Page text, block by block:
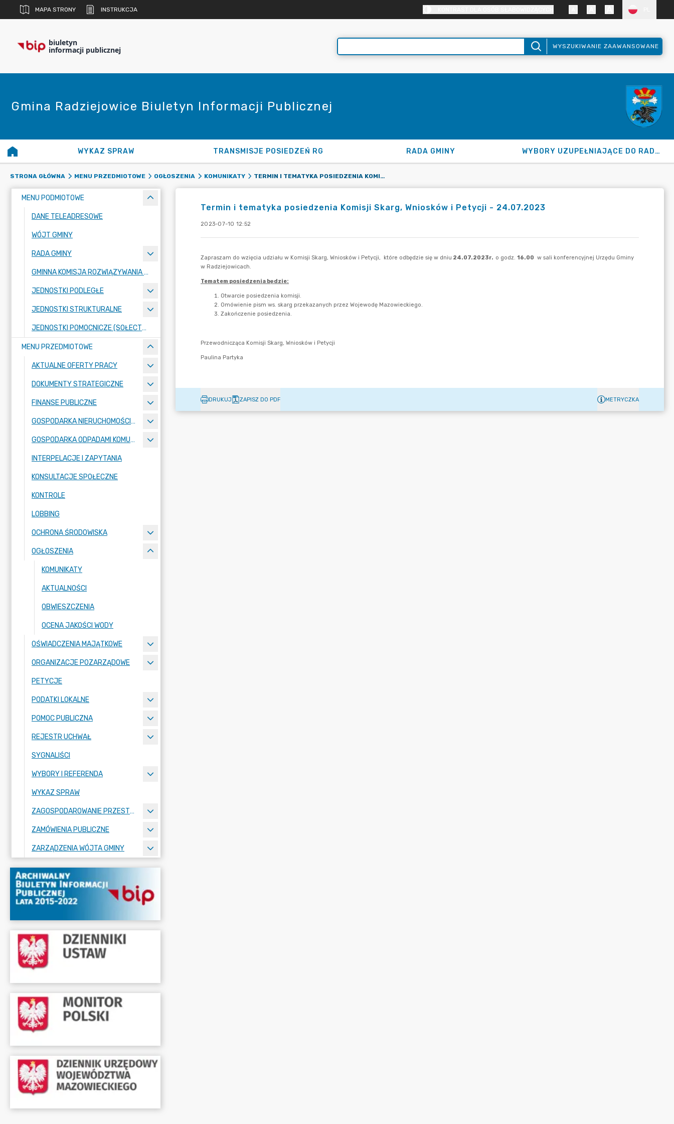
MAPA STRONY INSTRUKCJA
biuletyn
informacji publicznej WYSZUKIWANIE ZAAWANSOWANE
Gmina Radziejowice Biuletyn Informacji Publicznej
WYKAZ SPRAW TRANSMISJE POSIEDZEŃ RG RADA GMINY WYBORY UZUPEŁNIAJĄCE DO RADY GMINY 2026
STRONA GŁÓWNA MENU PRZEDMIOTOWE OGŁOSZENIA KOMUNIKATY TERMIN I TEMATYKA POSIEDZENIA KOMISJI SKARG, WNIOSKÓW I PETYCJI - 24.07.2023
MENU PODMIOTOWE
DANE TELEADRESOWE
WÓJT GMINY
RADA GMINY
GMINNA KOMISJA ROZWIĄZYWANIA PROBLEMÓW ALKOHOLOWYCH
JEDNOSTKI PODLEGŁE
JEDNOSTKI STRUKTURALNE
JEDNOSTKI POMOCNICZE (SOŁECTWA)
MENU PRZEDMIOTOWE
AKTUALNE OFERTY PRACY
DOKUMENTY STRATEGICZNE
FINANSE PUBLICZNE
GOSPODARKA NIERUCHOMOŚCIAMI
GOSPODARKA ODPADAMI KOMUNALNYMI
INTERPELACJE I ZAPYTANIA
KONSULTACJE SPOŁECZNE
KONTROLE
LOBBING
OCHRONA ŚRODOWISKA
OGŁOSZENIA
KOMUNIKATY
AKTUALNOŚCI
OBWIESZCZENIA
OCENA JAKOŚCI WODY
OŚWIADCZENIA MAJĄTKOWE
ORGANIZACJE POZARZĄDOWE
PETYCJE
PODATKI LOKALNE
POMOC PUBLICZNA
REJESTR UCHWAŁ
SYGNALIŚCI
WYBORY I REFERENDA
WYKAZ SPRAW
ZAGOSPODAROWANIE PRZESTRZENNE
ZAMÓWIENIA PUBLICZNE
ZARZĄDZENIA WÓJTA GMINY
Termin i tematyka posiedzenia Komisji Skarg, Wniosków i Petycji - 24.07.2023
2023-07-10 12:52
DRUKUJ ZAPISZ DO PDF METRYCZKA